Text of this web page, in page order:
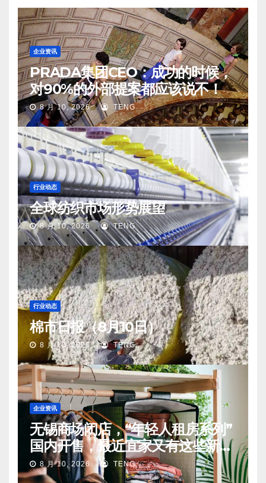
企业资讯
PRADA集团CEO：成功的时候，
对90%的外部提案都应该说不！
8 月 10, 2026 TENG
行业动态
全球纺织市场形势展望
8 月 10, 2026 TENG
行业动态
棉市日报（8月10日）
8 月 10, 2026 TENG
企业资讯
无锡商场闭店，“年轻人租房系列”
国内开售，最近宜家又有这些新动
向8 月 10, 2026 TENG